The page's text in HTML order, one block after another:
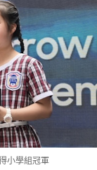
小學組冠軍